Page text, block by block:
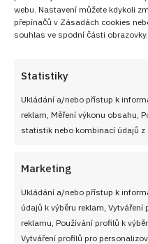
webu. Nastavení můžete kdykoli
přepínačů v Zásadách cookies
souhlas ve spodní části obrazovky.
Statistiky
Ukládání a/nebo přístup k
reklam, Měření výkonu obsahu,
statistik nebo kombinací údajů z
Marketing
Ukládání a/nebo přístup k
údajů k výběru reklam,
reklamu, Používání profilů k
Vytváření profilů pro
Křupavé sousto, po
6.